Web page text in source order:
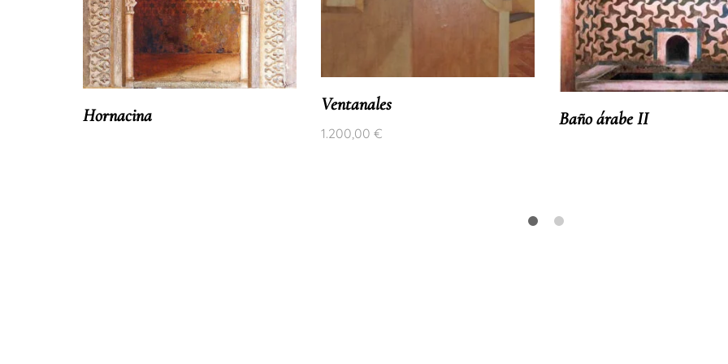
Hornacina
Ventanales
1.200,00 €
Baño árabe II